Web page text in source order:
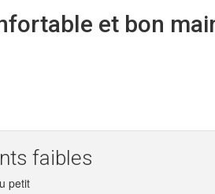
et bon
faibles
petit